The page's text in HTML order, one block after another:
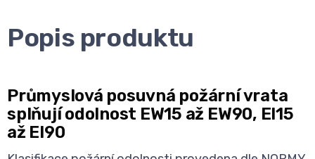
Popis produktu
Průmyslová posuvná požární vrata
splňují odolnost EW15 až EW90, EI15
až EI90